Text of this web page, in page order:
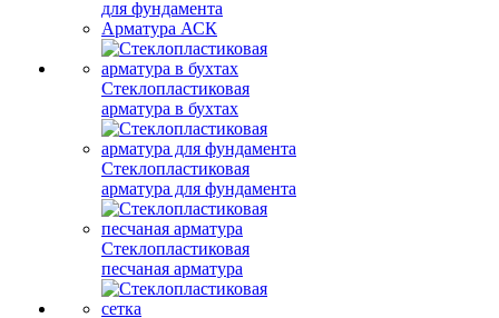
для фундамента
Арматура АСК
Стеклопластиковая
арматура в бухтах
Стеклопластиковая
арматура для фундамента
Стеклопластиковая
песчаная арматура